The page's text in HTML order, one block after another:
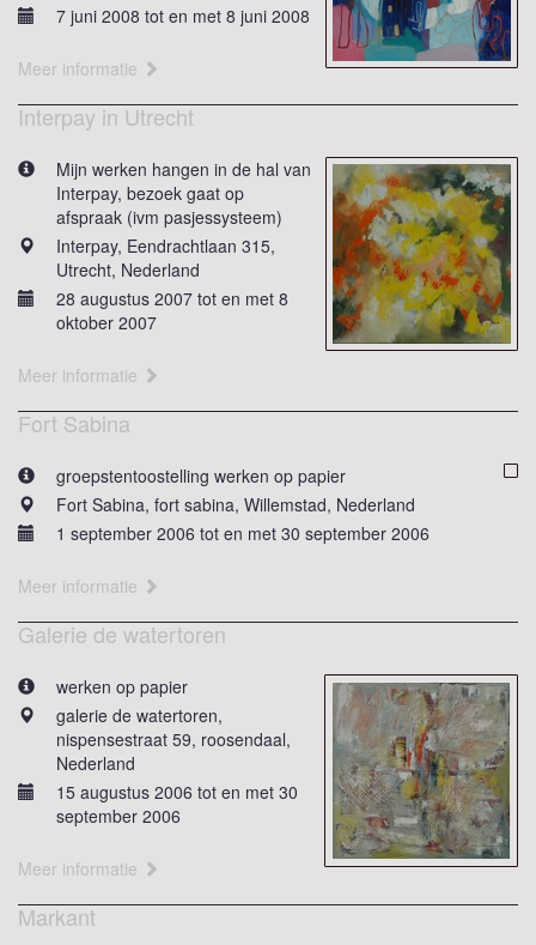
7 juni 2008 tot en met 8 juni 2008
Meer informatie
Interpay in Utrecht
Mijn werken hangen in de hal van
Interpay, bezoek gaat op
afspraak (ivm pasjessysteem)
Interpay, Eendrachtlaan 315,
Utrecht, Nederland
28 augustus 2007 tot en met 8
oktober 2007
Meer informatie
Fort Sabina
groepstentoostelling werken op papier
Fort Sabina, fort sabina, Willemstad, Nederland
1 september 2006 tot en met 30 september 2006
Meer informatie
Galerie de watertoren
werken op papier
galerie de watertoren,
nispensestraat 59, roosendaal,
Nederland
15 augustus 2006 tot en met 30
september 2006
Meer informatie
Markant